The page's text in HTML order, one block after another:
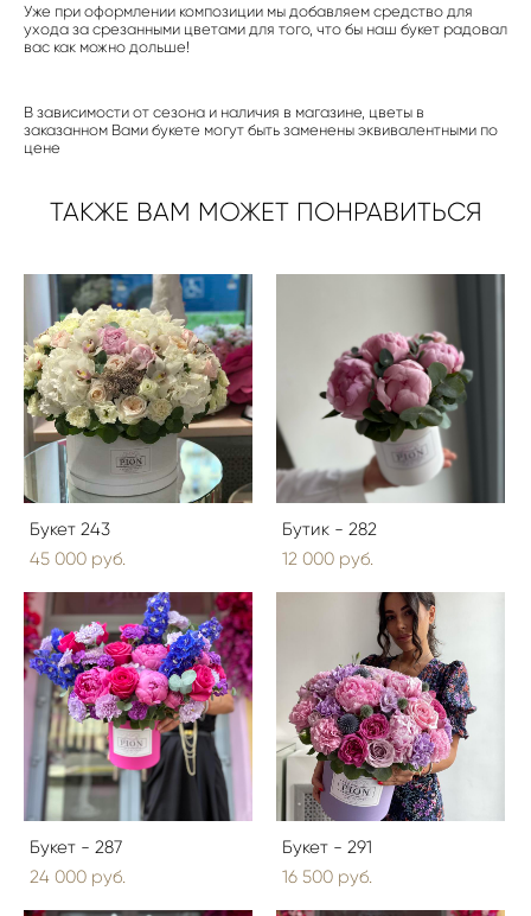
Уже при оформлении композиции мы добавляем средство для
ухода за срезанными цветами для того, что бы наш букет радовал
вас как можно дольше!
В зависимости от сезона и наличия в магазине, цветы в
заказанном Вами букете могут быть заменены эквивалентными по
цене
ТАКЖЕ ВАМ МОЖЕТ ПОНРАВИТЬСЯ
Букет 243
45 000 pуб.
Бутик - 282
12 000 pуб.
Букет - 287
24 000 pуб.
Букет - 291
16 500 pуб.